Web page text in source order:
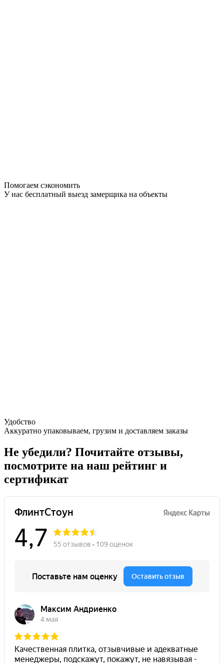
Помогаем сэкономить
У нас бесплатный выезд замерщика на объекты
Удобство
Аккуратно упаковываем, грузим и доставляем заказы
Не убедили? Почитайте отзывы,
посмотрите на наш рейтинг и
сертификат